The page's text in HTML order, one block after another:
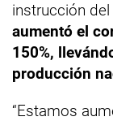
instrucción
aumentó el
150%,
producción
“Estamos